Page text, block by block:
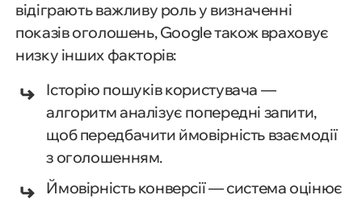
відіграють важливу роль у визначенні
показів оголошень, Google також враховує
низку інших факторів:
Історію пошуків користувача —
алгоритм аналізує попередні запити,
щоб передбачити ймовірність взаємодії
з оголошенням.
Ймовірність конверсії — система оцінює